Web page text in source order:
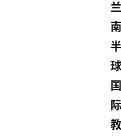
兰
南
半
球
国
际
教